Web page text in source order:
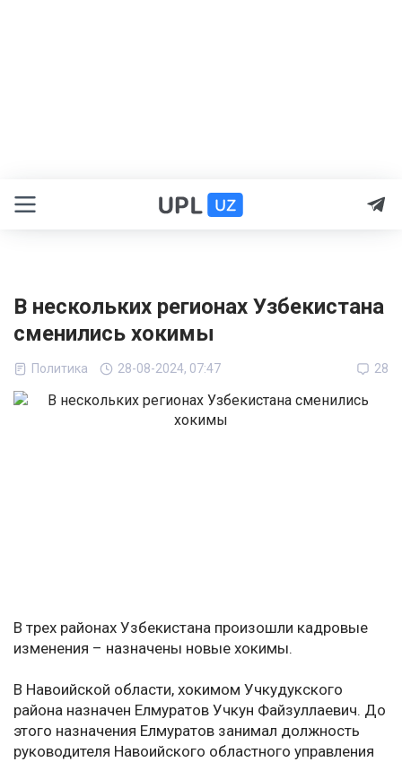
В нескольких регионах Узбекистана
сменились хокимы
Политика 28-08-2024, 07:47 28
В трех районах Узбекистана произошли кадровые
изменения – назначены новые хокимы.
В Навоийской области, хокимом Учкудукского
района назначен Елмуратов Учкун Файзуллаевич. До
этого назначения Елмуратов занимал должность
руководителя Навоийского областного управления